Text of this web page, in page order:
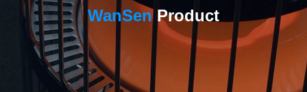
WanSenProduct